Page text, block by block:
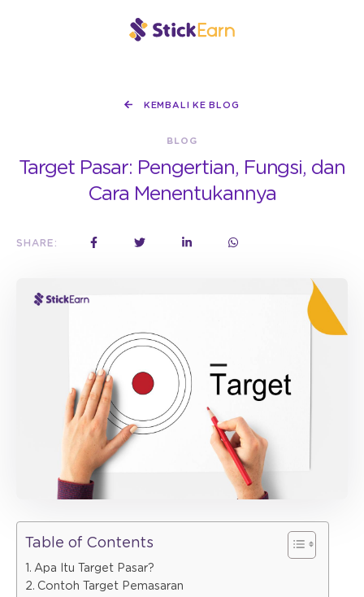
KEMBALI KE BLOG
BLOG
Target Pasar: Pengertian, Fungsi, dan
Cara Menentukannya
SHARE:
Table of Contents
Apa Itu Target Pasar?
Contoh Target Pemasaran